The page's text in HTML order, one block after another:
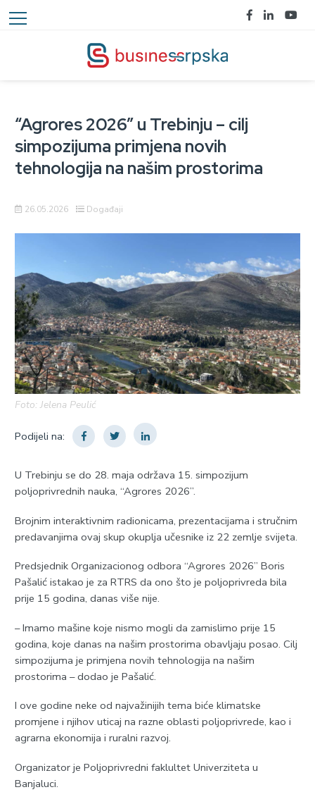
“Agrores 2026” u Trebinju – cilj
simpozijuma primjena novih
tehnologija na našim prostorima
26.05.2026 Događaji
Foto: Jelena Peulić
Podijeli na:
U Trebinju se do 28. maja održava 15. simpozijum
poljoprivrednih nauka, “Agrores 2026”.
Brojnim interaktivnim radionicama, prezentacijama i stručnim
predavanjima ovaj skup okuplja učesnike iz 22 zemlje svijeta.
Predsjednik Organizacionog odbora “Agrores 2026” Boris
Pašalić istakao je za RTRS da ono što je poljoprivreda bila
prije 15 godina, danas više nije.
– Imamo mašine koje nismo mogli da zamislimo prije 15
godina, koje danas na našim prostorima obavljaju posao. Cilj
simpozijuma je primjena novih tehnologija na našim
prostorima – dodao je Pašalić.
I ove godine neke od najvažinijih tema biće klimatske
promjene i njihov uticaj na razne oblasti poljoprivrede, kao i
agrarna ekonomija i ruralni razvoj.
Organizator je Poljoprivredni faklultet Univerziteta u
Banjaluci.